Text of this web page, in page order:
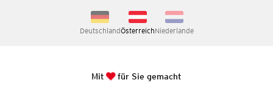
DeutschlandÖsterreichNiederlande
Mit für Sie gemacht